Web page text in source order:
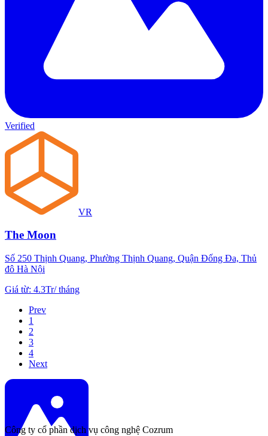
Verified
VR
The Moon
Số 250 Thịnh Quang, Phường Thịnh Quang, Quận Đống Đa, Thủ
đô Hà Nội
Giá từ: 4.3Tr/tháng
Prev
1
2
3
4
Next
Công ty cổ phần dịch vụ công nghệ Cozrum